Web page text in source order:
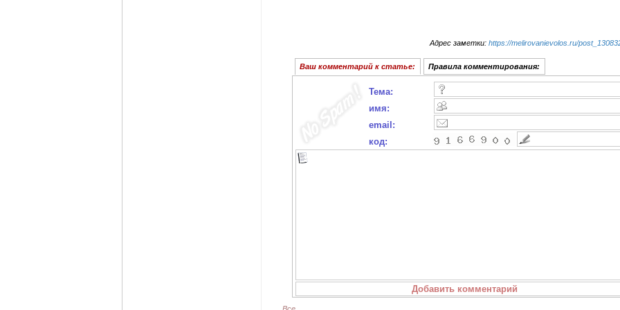
Адрес заметки: https://melirovanievolos.ru/
Ваш комментарий к статье: Правила комментирования:
Тема:
имя:
email:
код: